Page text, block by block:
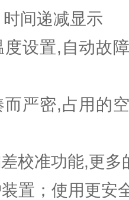
间递减显示
设置,自动故
严密,占用的
校准功能,更多
置；使用更安